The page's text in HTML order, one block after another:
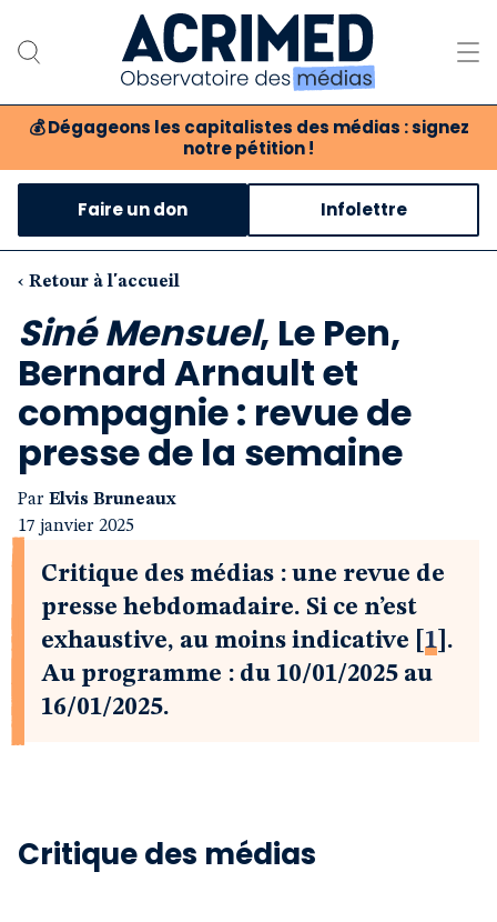
💰 Dégageons les capitalistes des médias : signez
notre pétition !
Notre association
Notre critique des médias
Nos propositions
Notre revue
Boutique
Faire un don Infolettre
‹ Retour à l'accueil
Siné Mensuel, Le Pen,
Bernard Arnault et
compagnie : revue de
presse de la semaine
Par Elvis Bruneaux
17 janvier 2025
Critique des médias : une revue de
presse hebdomadaire. Si ce n’est
exhaustive, au moins indicative
1 .
Au programme : du 10/01/2025 au
16/01/2025.
Critique des médias